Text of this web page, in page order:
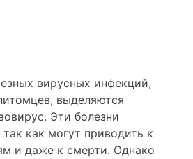
вирусных инфекций,
выделяются
Эти болезни
как могут приводить к
и даже к смерти. Однако